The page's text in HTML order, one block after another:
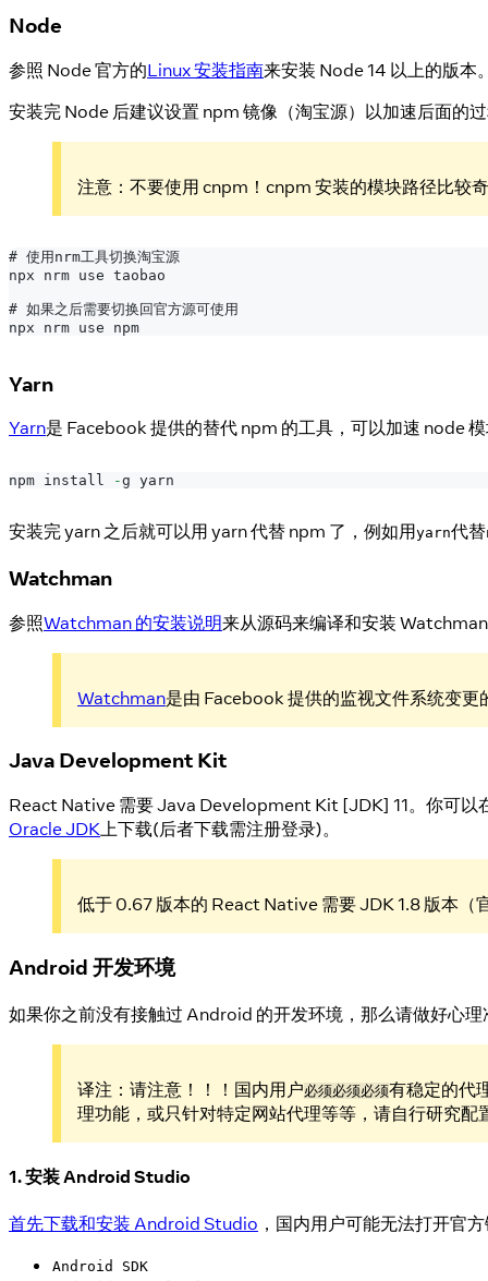
Node
参照 Node 官方的Linux 安装指南来安装 Node 14 以上的版本
安装完 Node 后建议设置 npm 镜像（淘宝源）以加速后面的
注意：不要使用 cnpm！cnpm 安装的模块路径比较
# 使用nrm工具切换淘宝源
npx nrm use taobao
# 如果之后需要切换回官方源可使用
npx nrm use npm
Yarn
Yarn是 Facebook 提供的替代 npm 的工具，可以加速 node
npm install -g yarn
安装完 yarn 之后就可以用 yarn 代替 npm 了，例如用yarn代替
Watchman
参照Watchman 的安装说明来从源码来编译和安装
Watchman是由 Facebook 提供的监视文件系统变
Java Development Kit
React Native 需要 Java Development Kit [JDK] 11。你可以
Oracle JDK上下载(后者下载需注册登录)。
低于 0.67 版本的 React Native 需要 JDK 1.8 版本（
Android 开发环境
如果你之前没有接触过 Android 的开发环境，那么请做好心
译注：请注意！！！国内用户必须必须必须有稳定的代
理功能，或只针对特定网站代理等等，请自行研究
1. 安装 Android Studio
首先下载和安装 Android Studio ，国内用户可能无法打开官
Android SDK